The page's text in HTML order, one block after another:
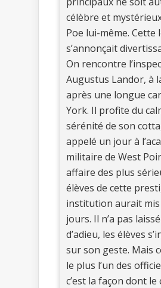
célèbre et
Poe lui-même. Cette
s’annonçait
On rencontre
Augustus Landor, à
après une longue
York. Il profite du
sérénité de son
appelé un jour à
militaire de West
affaire des plus
élèves de cette
institution aurait mis
jours. Il n’a pas
d’adieu, les élèves
sur son geste. Mais
le plus l’un des
c’est la façon dont le